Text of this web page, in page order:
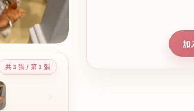
共 3 張 / 第 1 張
加